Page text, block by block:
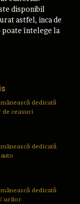
disponibil
astfel, inca de
poate întelege la
dedicată
ceasuri
dedicată
dedicată
urilor